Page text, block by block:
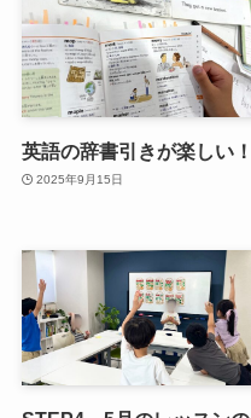
英語の辞書引きが楽しい！
2025年9月15日